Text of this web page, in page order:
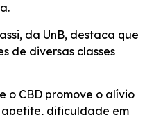
da UnB, destaca que
de diversas classes
o CBD promove o alívio
apetite, dificuldade em